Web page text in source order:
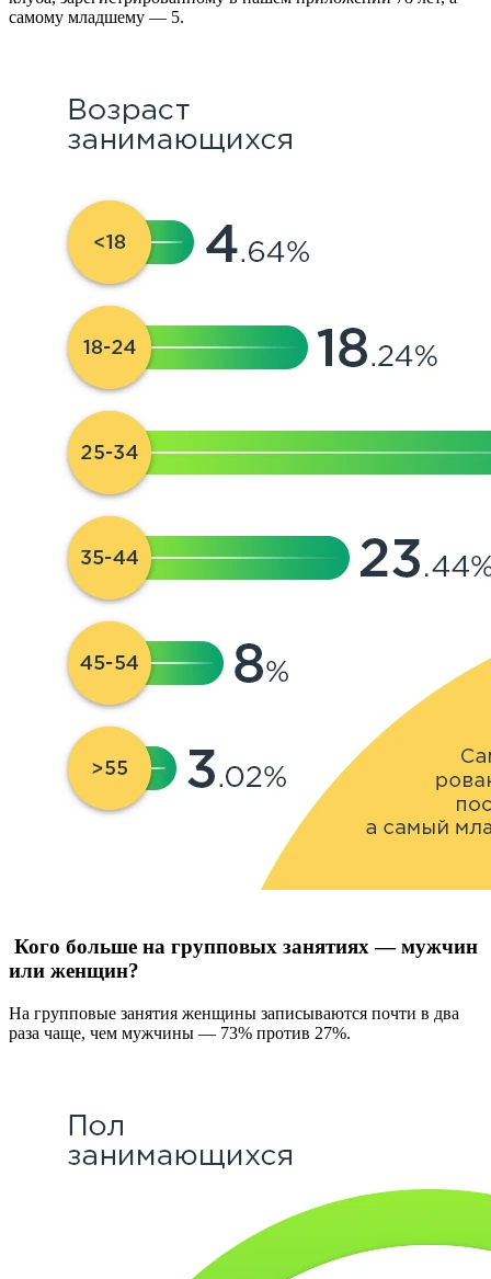
самому младшему — 5.
Кого больше на групповых занятиях — мужчин
или женщин?
На групповые занятия женщины записываются почти в два
раза чаще, чем мужчины — 73% против 27%.